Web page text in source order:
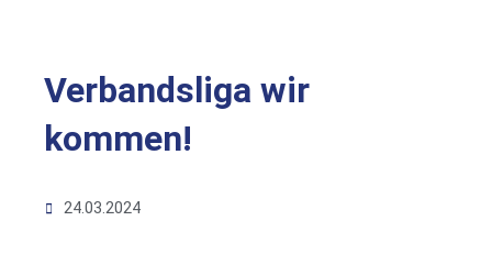
Verbandsliga wir
kommen!
24.03.2024